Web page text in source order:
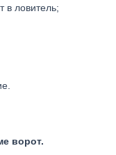
в ловитель;
ворот.